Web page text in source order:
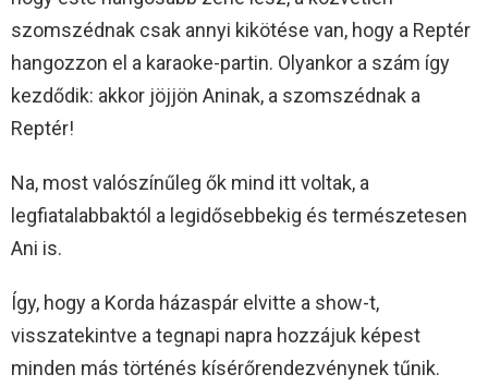
szomszédnak csak annyi kikötése van, hogy a Reptér
hangozzon el a karaoke-partin. Olyankor a szám így
kezdődik: akkor jöjjön Aninak, a szomszédnak a
Reptér!
Na, most valószínűleg ők mind itt voltak, a
legfiatalabbaktól a legidősebbekig és természetesen
Ani is.
Így, hogy a Korda házaspár elvitte a show-t,
visszatekintve a tegnapi napra hozzájuk képest
minden más történés kísérőrendezvénynek tűnik.